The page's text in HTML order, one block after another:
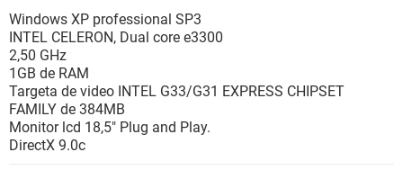
Windows XP professional SP3
INTEL CELERON, Dual core e3300
2,50 GHz
1GB de RAM
Targeta de video INTEL G33/G31 EXPRESS CHIPSET
FAMILY de 384MB
Monitor lcd 18,5" Plug and Play.
DirectX 9.0c